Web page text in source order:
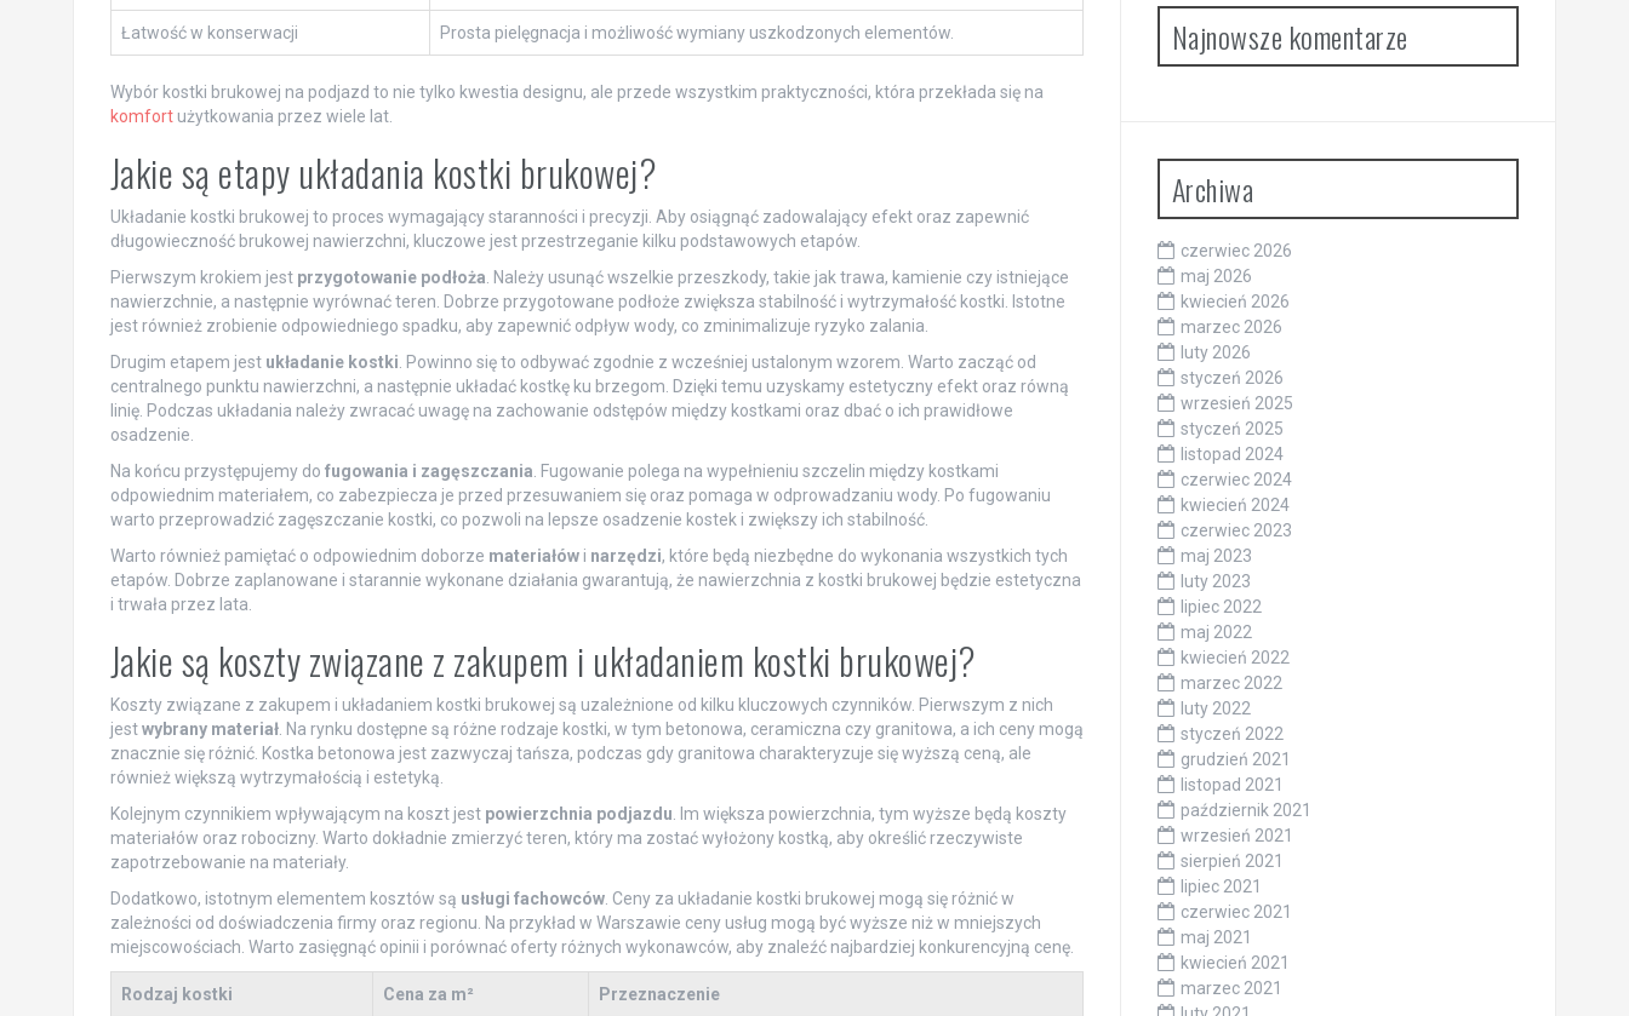
Łatwość w konserwacji Prosta pielęgnacja i możliwość wymiany uszkodzonych elementów.
Wybór kostki brukowej na podjazd to nie tylko kwestia designu, ale przede wszystkim praktyczności, która przekłada się na
komfortużytkowania przez wiele lat.
Jakie są etapy układania kostki brukowej?
Układanie kostki brukowej to proces wymagający staranności i precyzji. Aby osiągnąć zadowalający efekt oraz zapewnić
długowieczność brukowej nawierzchni, kluczowe jest przestrzeganie kilku podstawowych etapów.
Pierwszym krokiem jest przygotowanie podłoża. Należy usunąć wszelkie przeszkody, takie jak trawa, kamienie czy istniejące
nawierzchnie, a następnie wyrównać teren. Dobrze przygotowane podłoże zwiększa stabilność i wytrzymałość kostki. Istotne
jest również zrobienie odpowiedniego spadku, aby zapewnić odpływ wody, co zminimalizuje ryzyko zalania.
Drugim etapem jest układanie kostki. Powinno się to odbywać zgodnie z wcześniej ustalonym wzorem. Warto zacząć od
centralnego punktu nawierzchni, a następnie układać kostkę ku brzegom. Dzięki temu uzyskamy estetyczny efekt oraz równą
linię. Podczas układania należy zwracać uwagę na zachowanie odstępów między kostkami oraz dbać o ich prawidłowe
osadzenie.
Na końcu przystępujemy do fugowania i zagęszczania. Fugowanie polega na wypełnieniu szczelin między kostkami
odpowiednim materiałem, co zabezpiecza je przed przesuwaniem się oraz pomaga w odprowadzaniu wody. Po fugowaniu
warto przeprowadzić zagęszczanie kostki, co pozwoli na lepsze osadzenie kostek i zwiększy ich stabilność.
Warto również pamiętać o odpowiednim doborze materiałówi narzędzi, które będą niezbędne do wykonania wszystkich tych
etapów. Dobrze zaplanowane i starannie wykonane działania gwarantują, że nawierzchnia z kostki brukowej będzie estetyczna
i trwała przez lata.
Jakie są koszty związane z zakupem i układaniem kostki brukowej?
Koszty związane z zakupem i układaniem kostki brukowej są uzależnione od kilku kluczowych czynników. Pierwszym z nich
jestwybrany materiał. Na rynku dostępne są różne rodzaje kostki, w tym betonowa, ceramiczna czy granitowa, a ich ceny mogą
znacznie się różnić. Kostka betonowa jest zazwyczaj tańsza, podczas gdy granitowa charakteryzuje się wyższą ceną, ale
również większą wytrzymałością i estetyką.
Kolejnym czynnikiem wpływającym na koszt jest powierzchnia podjazdu. Im większa powierzchnia, tym wyższe będą koszty
materiałów oraz robocizny. Warto dokładnie zmierzyć teren, który ma zostać wyłożony kostką, aby określić rzeczywiste
zapotrzebowanie na materiały.
Dodatkowo, istotnym elementem kosztów są usługi fachowców. Ceny za układanie kostki brukowej mogą się różnić w
zależności od doświadczenia firmy oraz regionu. Na przykład w Warszawie ceny usług mogą być wyższe niż w mniejszych
miejscowościach. Warto zasięgnąć opinii i porównać oferty różnych wykonawców, aby znaleźć najbardziej konkurencyjną cenę.
Rodzaj kostki Cena za m² Przeznaczenie
Najnowsze komentarze
Archiwa
czerwiec 2026
maj 2026
kwiecień 2026
marzec 2026
luty 2026
styczeń 2026
wrzesień 2025
styczeń 2025
listopad 2024
czerwiec 2024
kwiecień 2024
czerwiec 2023
maj 2023
luty 2023
lipiec 2022
maj 2022
kwiecień 2022
marzec 2022
luty 2022
styczeń 2022
grudzień 2021
listopad 2021
październik 2021
wrzesień 2021
sierpień 2021
lipiec 2021
czerwiec 2021
maj 2021
kwiecień 2021
marzec 2021